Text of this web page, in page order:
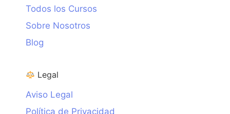
Todos los Cursos
Sobre Nosotros
Blog
Legal
Aviso Legal
Política de Privacidad